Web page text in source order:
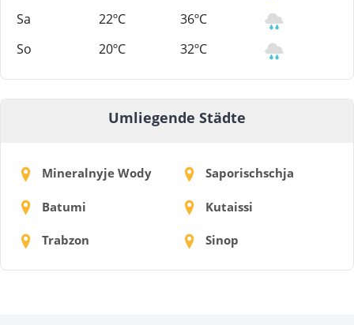
Sa
22ºC
36ºC
So
20ºC 32ºC
Umliegende Städte
Mineralnyje Wody Saporischschja
Batumi Kutaissi
Trabzon Sinop